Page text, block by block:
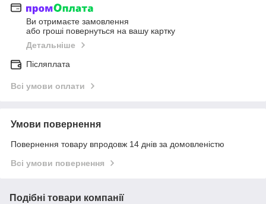
Ви отримаєте замовлення
або гроші повернуться на вашу картку
Детальніше
Післяплата
Всі умови оплати
Умови повернення
Повернення товару впродовж 14 днів за домовленістю
Всі умови повернення
Подібні товари компанії